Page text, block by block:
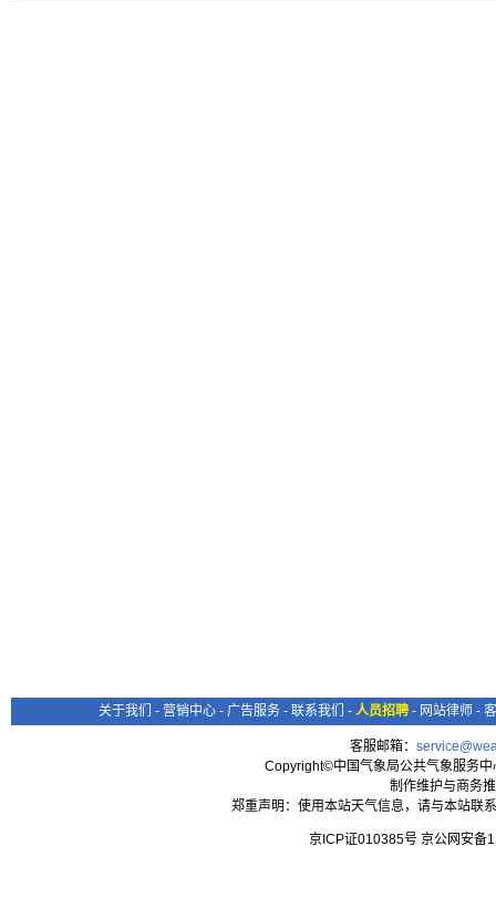
关于我们 - 营销中心 - 广告服务 - 联系我们 - 人员招聘 - 网站律师 -
客服邮箱：
Copyright©中国气象局公共气象服务
制作维护与商务
郑重声明：使用本站天气信息，请与本站联
京ICP证010385号 京公网安备